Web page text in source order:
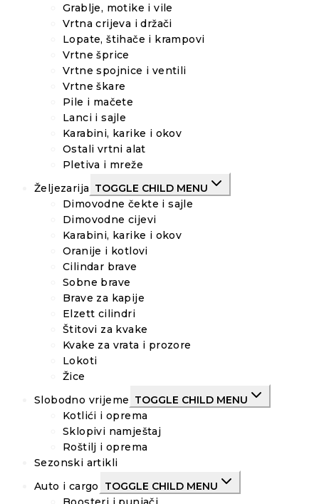
Grablje, motike i vile
Vrtna crijeva i držači
Lopate, štihače i krampovi
Vrtne šprice
Vrtne spojnice i ventili
Vrtne škare
Pile i mačete
Lanci i sajle
Karabini, karike i okov
Ostali vrtni alat
Pletiva i mreže
Željezarija TOGGLE CHILD MENU
Dimovodne čekte i sajle
Dimovodne cijevi
Karabini, karike i okov
Oranije i kotlovi
Cilindar brave
Sobne brave
Brave za kapije
Elzett cilindri
Štitovi za kvake
Kvake za vrata i prozore
Lokoti
Žice
Slobodno vrijeme TOGGLE CHILD MENU
Kotlići i oprema
Sklopivi namještaj
Roštilj i oprema
Sezonski artikli
Auto i cargo
TOGGLE CHILD MENU